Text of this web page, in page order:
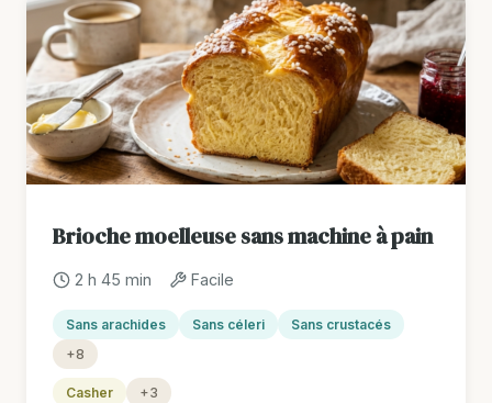
Brioche moelleuse sans machine à pain
2 h 45 min Facile
Sans arachides Sans céleri
Sans crustacés
+8
Casher +3